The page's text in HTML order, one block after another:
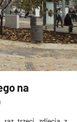
na